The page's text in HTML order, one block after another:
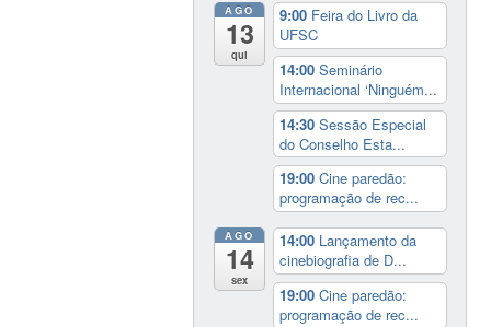
AGO
13
qui
9:00 Feira do Livro da
UFSC
14:00Seminário
Internacional ‘Ninguém...
14:30Sessão Especial
do Conselho Esta...
19:00Cine paredão:
programação de rec...
AGO
14
sex
14:00 Lançamento da
cinebiografia de D...
19:00Cine paredão:
programação de rec...